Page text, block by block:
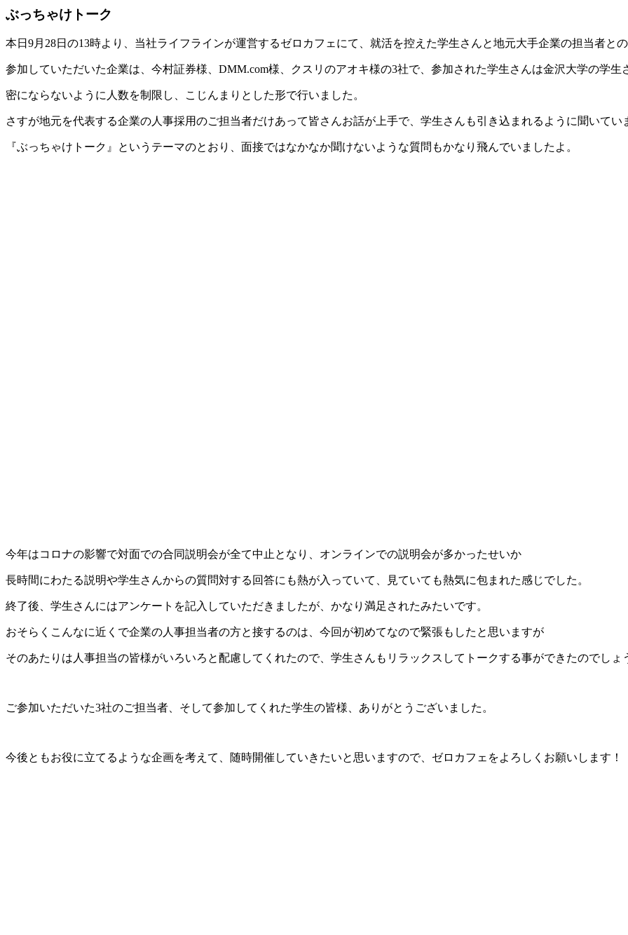
ぶっちゃけトーク
本日9月28日の13時より、当社ライフラインが運営するゼロカフェにて、就活を控えた学生さんと地元大手企業の担当者と
参加していただいた企業は、今村証券様、DMM.com様、クスリのアオキ様の3社で、参加された学生さんは金沢大学の学生
密にならないように人数を制限し、こじんまりとした形で行いました。
さすが地元を代表する企業の人事採用のご担当者だけあって皆さんお話が上手で、学生さんも引き込まれるように聞いてい
『ぶっちゃけトーク』というテーマのとおり、面接ではなかなか聞けないような質問もかなり飛んでいましたよ。
今年はコロナの影響で対面での合同説明会が全て中止となり、オンラインでの説明会が多かったせいか
長時間にわたる説明や学生さんからの質問対する回答にも熱が入っていて、見ていても熱気に包まれた感じでした。
終了後、学生さんにはアンケートを記入していただきましたが、かなり満足されたみたいです。
おそらくこんなに近くで企業の人事担当者の方と接するのは、今回が初めてなので緊張もしたと思いますが
そのあたりは人事担当の皆様がいろいろと配慮してくれたので、学生さんもリラックスしてトークする事ができたのでしょ
ご参加いただいた3社のご担当者、そして参加してくれた学生の皆様、ありがとうございました。
今後ともお役に立てるような企画を考えて、随時開催していきたいと思いますので、ゼロカフェをよろしくお願いします！